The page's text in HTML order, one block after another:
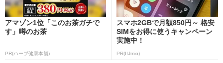
アマゾン1位「このお茶ガチで
す」噂のお茶
PR(ハーブ健康本舗)
スマホ2GBで月額850円～ 格安
SIMをお得に使うキャンペーン
実施中！
PR(IIJmio)